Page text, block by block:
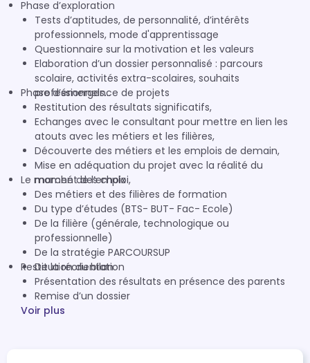
Phase d’exploration
Tests d’aptitudes, de personnalité, d’intérêts
professionnels, mode d'apprentissage
Questionnaire sur la motivation et les valeurs
Elaboration d’un dossier personnalisé : parcours
scolaire, activités extra-scolaires, souhaits
professionnels…
Phase d’émergence de projets
Restitution des résultats significatifs,
Echanges avec le consultant pour mettre en lien les
atouts avec les métiers et les filières,
Découverte des métiers et les emplois de demain,
Mise en adéquation du projet avec la réalité du
marché de l’emploi,
Le moment des choix
Des métiers et des filières de formation
Du type d’études (BTS- BUT- Fac- Ecole)
De la filière (générale, technologique ou
professionnelle)
De la stratégie PARCOURSUP
De la réorientation
Restitution du bilan
Présentation des résultats en présence des parents
Remise d’un dossier
Voir plus